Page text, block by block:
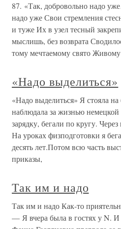
87. «Так, добровольно надо
надо уже Свои стремления
и туже Их в узел тесный
мыслишь, без возврата
тому мечтаемому свято
«Надо выделиться»
«Надо выделиться» Я стояла
наблюдала за жизнью
зарядку, бегали по кругу.
На уроках физподготовки я
десять лет.Потом всю часть
приказы,
Так им и надо
Так им и надо Как-то
— Я вчера была в гостях у N. И